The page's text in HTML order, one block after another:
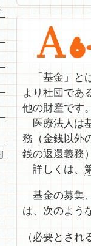
「基金」と
より社団であ
他の財産です
医療法人は
務（金銭以外
銭の返還義務
詳しくは、
基金の募集
は、次のよう
（必要とされ